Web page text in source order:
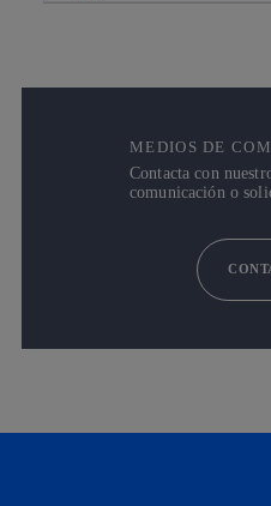
MEDIOS DE
Contacta con
comunicación o